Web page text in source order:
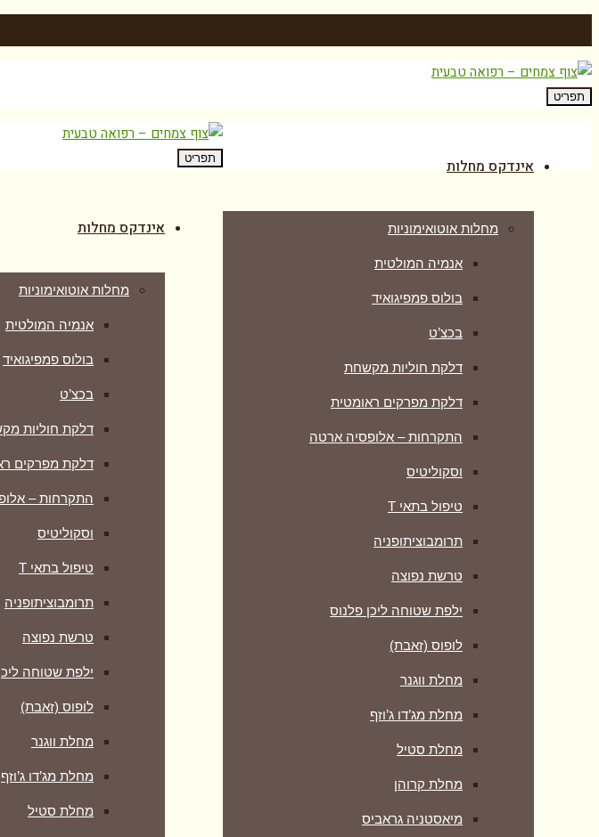
תפריט
אינדקס מחלות
מחלות אוטואימוניות
אנמיה המולטית
בולוס פמפיגואיד
בכצ’ט
דלקת חוליות מקשחת
דלקת מפרקים ראומטית
התקרחות – אלופסיה ארטה
וסקוליטיס
טיפול בתאי T
תרומבוציתופניה
טרשת נפוצה
ילפת שטוחה ליכן פלנוס
לופוס (זאבת)
מחלת ווגנר
מחלת מג’דו ג’וזף
מחלת סטיל
מחלת קרוהן
מיאסטניה גראביס
תפריט
אינדקס מחלות
מחלות אוטואימוניות
אנמיה המולטית
בולוס פמפיגואיד
בכצ’ט
דלקת חוליות
דלקת מפרקים
התקרחות –
וסקוליטיס
טיפול בתאי T
תרומבוציתופניה
טרשת נפוצה
ילפת שטוחה
לופוס (זאבת)
מחלת ווגנר
מחלת מג’דו ג’וזף
מחלת סטיל